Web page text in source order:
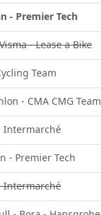
- Premier Tech
- Lease a Bike
Team
- CMA CMG Team
Intermarché
- Premier Tech
Intermarché